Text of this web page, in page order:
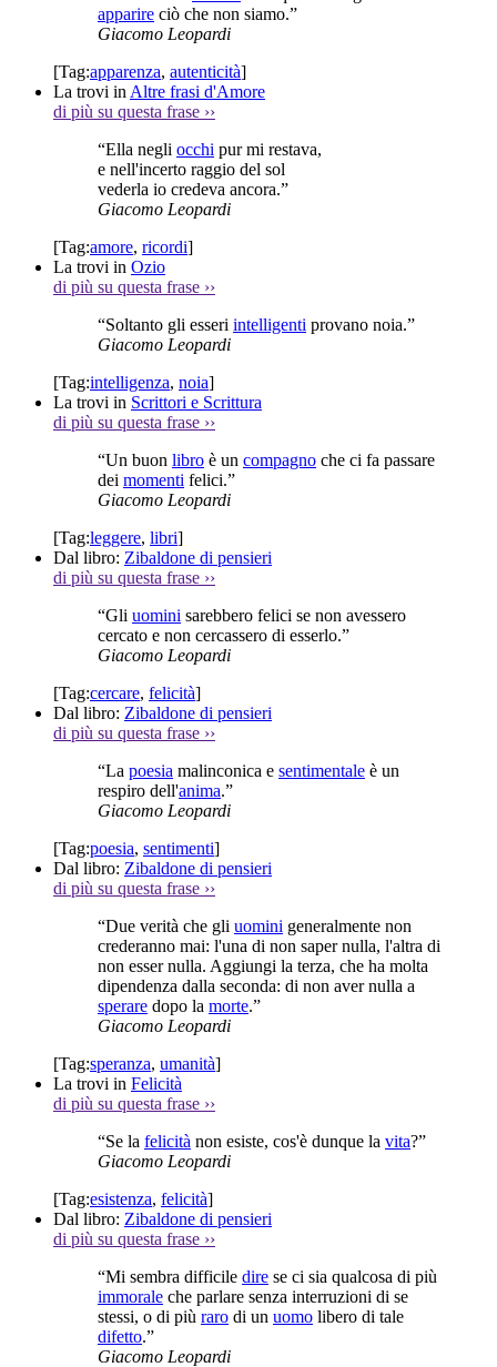
apparire ciò che non siamo.”
Giacomo Leopardi
[Tag:apparenza, autenticità]
La trovi in Altre frasi d'Amore
di più su questa frase ››
“Ella negli occhi pur mi restava,
e nell'incerto raggio del sol
vederla io credeva ancora.”
Giacomo Leopardi
[Tag:amore, ricordi]
La trovi in Ozio
di più su questa frase ››
“Soltanto gli esseri intelligenti provano noia.”
Giacomo Leopardi
[Tag:intelligenza, noia]
La trovi in Scrittori e Scrittura
di più su questa frase ››
“Un buon libro è un compagno che ci fa passare
dei momenti felici.”
Giacomo Leopardi
[Tag:leggere, libri]
Dal libro: Zibaldone di pensieri
di più su questa frase ››
“Gli uomini sarebbero felici se non avessero
cercato e non cercassero di esserlo.”
Giacomo Leopardi
[Tag:cercare, felicità]
Dal libro: Zibaldone di pensieri
di più su questa frase ››
“La poesia malinconica e sentimentale è un
respiro dell'anima.”
Giacomo Leopardi
[Tag:poesia, sentimenti]
Dal libro: Zibaldone di pensieri
di più su questa frase ››
“Due verità che gli uomini generalmente non
crederanno mai: l'una di non saper nulla, l'altra di
non esser nulla. Aggiungi la terza, che ha molta
dipendenza dalla seconda: di non aver nulla a
sperare dopo la morte.”
Giacomo Leopardi
[Tag:speranza, umanità]
La trovi in Felicità
di più su questa frase ››
“Se la felicità non esiste, cos'è dunque la vita?”
Giacomo Leopardi
[Tag:esistenza, felicità]
Dal libro: Zibaldone di pensieri
di più su questa frase ››
“Mi sembra difficile dire se ci sia qualcosa di più
immorale che parlare senza interruzioni di se
stessi, o di più raro di un uomo libero di tale
difetto.”
Giacomo Leopardi